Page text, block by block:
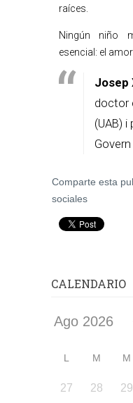
raíces.
Ningún niño
esencial: el
Josep
doctor
(UAB)
Comparte esta
sociales
CALENDARIO
L M M
27 28 29